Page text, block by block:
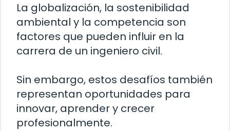
La globalización, la sostenibilidad
ambiental y la competencia son
factores que pueden influir en la
carrera de un ingeniero civil.
Sin embargo, estos desafíos también
representan oportunidades para
innovar, aprender y crecer
profesionalmente.